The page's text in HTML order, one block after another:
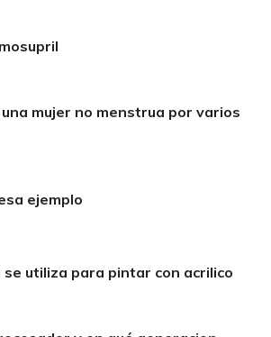
mujer no menstrua por varios
ejemplo
se utiliza para pintar con acrilico